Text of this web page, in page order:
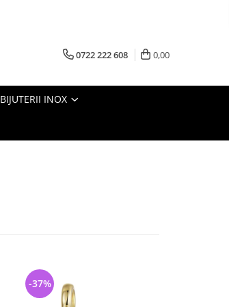
0722 222 608 0,00
BIJUTERII INOX
-37%